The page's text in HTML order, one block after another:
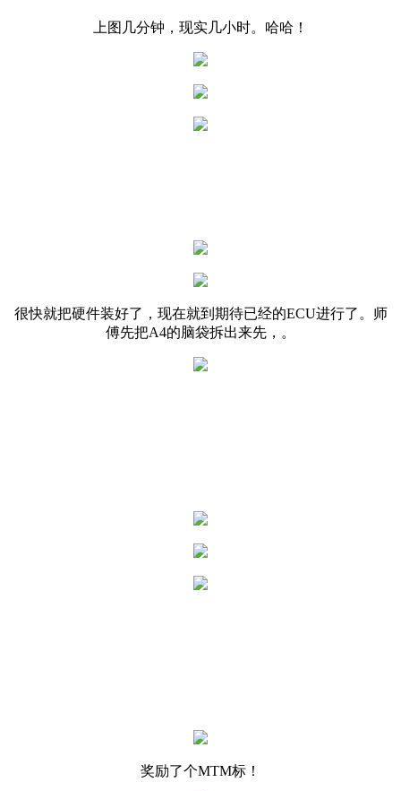
上图几分钟，现实几小时。哈哈！
很快就把硬件装好了，现在就到期待已经的ECU进行了。师
傅先把A4的脑袋拆出来先，。
奖励了个MTM标！